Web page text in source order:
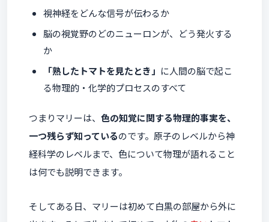
視神経をどんな信号が伝わるか
脳の視覚野のどのニューロンが、どう発火する
か
「熟したトマトを見たとき」 に人間の脳で起こ
る物理的・化学的プロセスのすべて
つまりマリーは、 色の知覚に関する物理的事実を、
一つ残らず知っているのです。原子のレベルから神
経科学のレベルまで、色について物理が語れること
は何でも説明できます。
そしてある日、マリーは初めて白黒の部屋から外に